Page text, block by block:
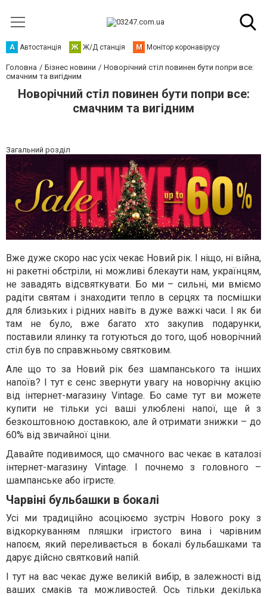
А Автостанція Ж Ж/Д станція М Монітор коронавірусу
Головна Бізнес новини
Новорічний стіл повинен бути попри все:
смачним та вигідним
Новорічний стіл повинен бути попри все:
смачним та вигідним
Загальний розділ
Вже дуже скоро нас усіх чекає Новий рік. І ніщо, ні війна,
ні ракетні обстріли, ні можливі блекаути нам, українцям,
не завадять відсвяткувати. Бо ми – сильні, ми вміємо
радіти святам і знаходити тепло в серцях та посмішки
для близьких і рідних навіть в дуже важкі часи. І як би
там не було, вже багато хто закупив подарунки,
поставили ялинку та готуються до того, щоб новорічний
стіл був по справжньому святковим.
Але що то за Новий рік без шампанського та інших
напоїв? І тут є сенс звернути увагу на новорічну акцію
від інтернет-магазину Vintage. Бо саме тут ви можете
купити не тільки усі ваші улюблені напої, ще й з
безкоштовною доставкою, але й отримати знижки – до
60% від звичайної ціни.
Давайте подивимося, що смачного вас чекає в каталозі
інтернет-магазину Vintage. І почнемо з головного –
шампанське або ігристе.
Чарвіні бульбашки в бокалі
Усі ми традиційно асоціюємо зустріч Нового року з
відкоркуванням пляшки ігристого вина і чарівним
напоєм, який переливається в бокалі бульбашками та
дарує дійсно святковий напій.
І тут на вас чекає дуже великій вибір, в залежності від
ваших смаків та можливостей. Ось тільки декілька